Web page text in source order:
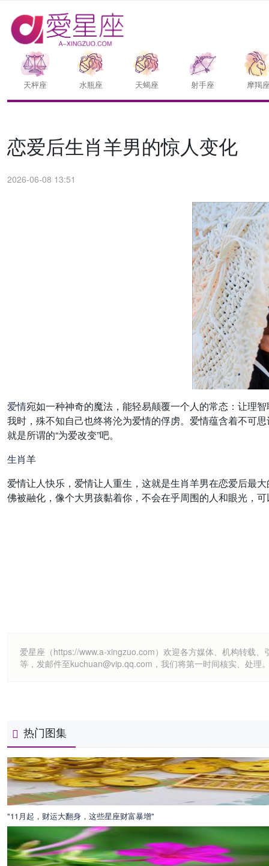
天枰座 水瓶座 天蝎座 射手座 摩羯
恋爱后生肖羊男的惊人变化
2026-06-08 13:51
爱情宛如一种神奇的魔法，能轻易颠覆一个人的常态：让理
我时，殊不知自己也终将沦为爱情的俘虏。爱情蕴含着不可
就是所谓的“为爱改变”吧。
生肖羊
爱情让人快乐，爱情让人重生，这就是生肖羊男在恋爱后最
佛被融化，像个大男孩黏着你，不会在乎周围的人和眼光，
爱星座（https://www.a-xingzuo.com）欢迎各方媒体、机构转载
等，发邮件至kuchuan@vip.qq.com，我们将第一时间核实、处理
热门图集
"11月起，财运大翻身，这些星座财富暴增"